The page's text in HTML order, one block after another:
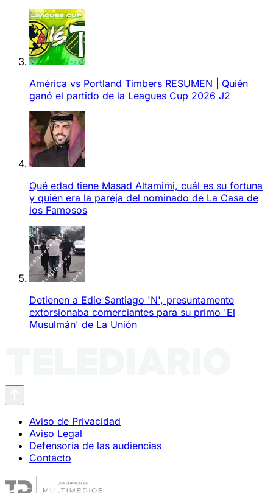
América vs Portland Timbers RESUMEN | Quién
ganó el partido de la Leagues Cup 2026 J2
Qué edad tiene Masad Altamimi, cuál es su fortuna
y quién era la pareja del nominado de La Casa de
los Famosos
Detienen a Edie Santiago 'N', presuntamente
extorsionaba comerciantes para su primo 'El
Musulmán' de La Unión
Aviso de Privacidad
Aviso Legal
Defensoría de las audiencias
Contacto